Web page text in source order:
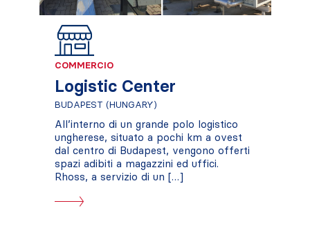
COMMERCIO
Logistic Center
BUDAPEST (HUNGARY)
All’interno di un grande polo logistico
ungherese, situato a pochi km a ovest
dal centro di Budapest, vengono offerti
spazi adibiti a magazzini ed uffici.
Rhoss, a servizio di un […]